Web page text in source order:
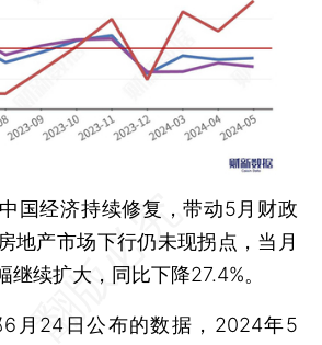
中国经济持续修复，带动5月财政
地产市场下行仍未现拐点，当月
继续扩大，同比下降27.4%。
24日公布的数据，2024年5